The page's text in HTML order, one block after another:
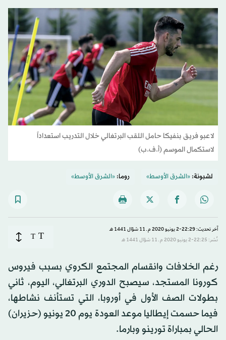
لاعبو فريق بنفيكا حامل اللقب البرتغالي خلال التدريب استعداداً
لاستكمال الموسم (أ.ف.ب)
لشبونة:«الشرق الأوسط» روما:«الشرق الأوسط»
آخر تحديث: 22:29-2 يونيو 2020 م ـ 11 شوّال 1441 هـ
نُشر: 22:25-2 يونيو 2020 م ـ 11 شوّال 1441 هـ
T
T
رغم الخلافات وانقسام المجتمع الكروي بسبب فيروس
كورونا المستجد، سيصبح الدوري البرتغالي، اليوم، ثاني
بطولات الصف الأول في أوروبا، التي تستأنف نشاطها،
فيما حسمت إيطاليا موعد العودة يوم 20 يونيو (حزيران)
الحالي بمباراة تورينو وبارما.